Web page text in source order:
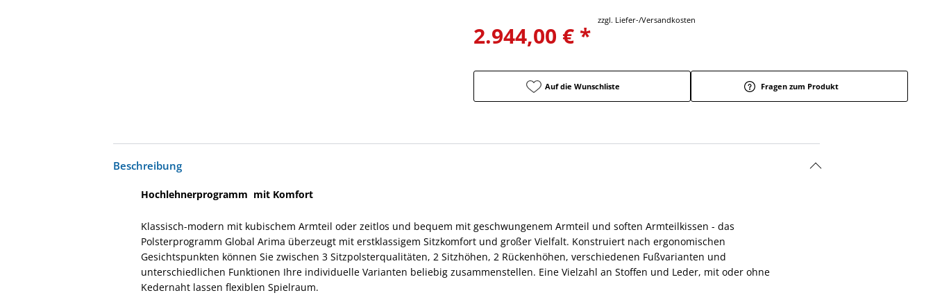
2.944,00 € *
zzgl. Liefer-/Versandkosten
Auf die Wunschliste Fragen zum Produkt
Beschreibung
Hochlehnerprogramm mit Komfort
Klassisch-modern mit kubischem Armteil oder zeitlos und bequem mit geschwungenem Armteil und soften Armteilkissen - das
Polsterprogramm Global Arima überzeugt mit erstklassigem Sitzkomfort und großer Vielfalt. Konstruiert nach ergonomischen
Gesichtspunkten können Sie zwischen 3 Sitzpolsterqualitäten, 2 Sitzhöhen, 2 Rückenhöhen, verschiedenen Fußvarianten und
unterschiedlichen Funktionen Ihre individuelle Varianten beliebig zusammenstellen. Eine Vielzahl an Stoffen und Leder, mit oder ohne
Kedernaht lassen flexiblen Spielraum.